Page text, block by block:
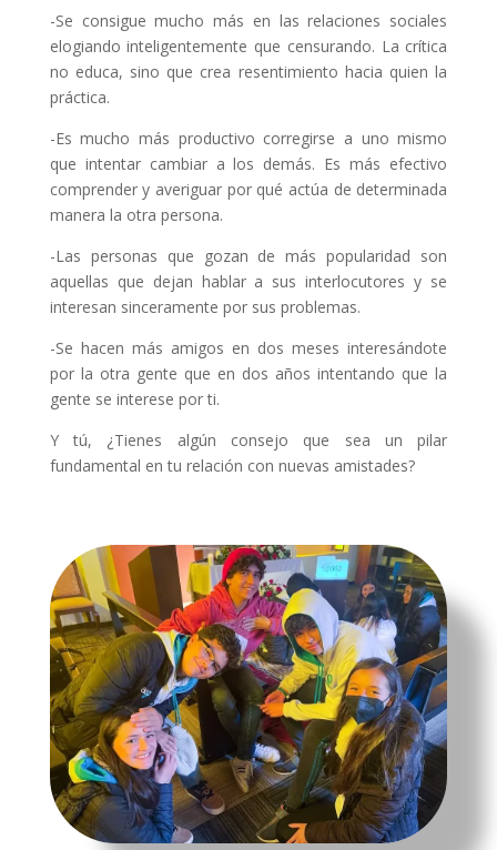
-Se consigue mucho más en las relaciones sociales
elogiando inteligentemente que censurando. La crítica
no educa, sino que crea resentimiento hacia quien la
práctica.
-Es mucho más productivo corregirse a uno mismo
que intentar cambiar a los demás. Es más efectivo
comprender y averiguar por qué actúa de determinada
manera la otra persona.
-Las personas que gozan de más popularidad son
aquellas que dejan hablar a sus interlocutores y se
interesan sinceramente por sus problemas.
-Se hacen más amigos en dos meses interesándote
por la otra gente que en dos años intentando que la
gente se interese por ti.
Y tú, ¿Tienes algún consejo que sea un pilar
fundamental en tu relación con nuevas amistades?